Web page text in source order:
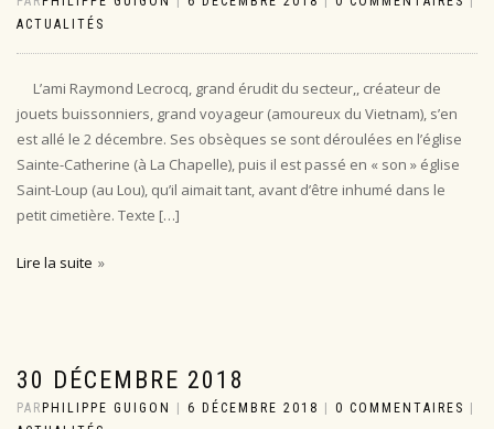
ACTUALITÉS
L’ami Raymond Lecrocq, grand érudit du secteur,, créateur de
jouets buissonniers, grand voyageur (amoureux du Vietnam), s’en
est allé le 2 décembre. Ses obsèques se sont déroulées en l’église
Sainte-Catherine (à La Chapelle), puis il est passé en « son » église
Saint-Loup (au Lou), qu’il aimait tant, avant d’être inhumé dans le
petit cimetière. Texte […]
Lire la suite
30 DÉCEMBRE 2018
PAR PHILIPPE GUIGON 6 DÉCEMBRE 2018 0 COMMENTAIRES